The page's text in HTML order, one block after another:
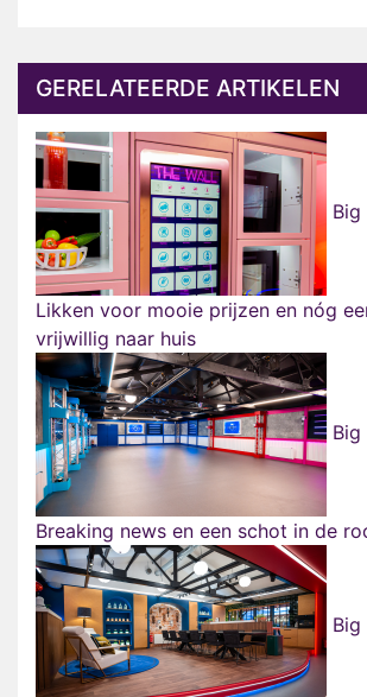
GERELATEERDE ARTIKELEN
Big
Likken voor mooie prijzen en nóg
vrijwillig naar huis
Big
Breaking news en een schot in de
Big